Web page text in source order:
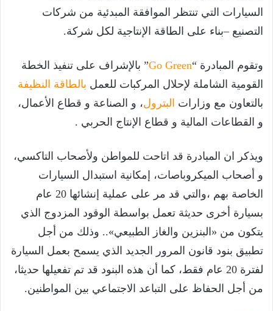
السيارات التي تنتظر الموافقة المبدئية من شركات
التصنيع –بناء على الطاقة الإنتاجية لكل شركة.
وتقوم المبادرة “Go Green” بالإشراف على تنفيذ الخطة
القومية الشاملة لإحلال المركبات للعمل بالطاقة النظيفة
بالتعاون مع وزارات البترول، و الصناعة و قطاع الأعمال،
و القطاعات المالية و قطاع الإنتاج الحربي .
ويذكر ان المبادرة قد اتاحت للمواطن ولأصحاب التاكسي،
و أصحاب الميكروباصات، إمكانية استبدال السيارات
الخاصة بهم ،والتي قد مر على عملية إنشائها 20 عام
بسيارة أخرى حديثة تعمل بواسطة الوقود المزدوج الذي
يتكون من «البنزين والغاز الطبيعي».. وذلك من أجل
تطبيق بنود قانون المرور الجديد الذي يسمح بعمل السيارة
لفترة 20 عام فقط، كما أن هذه البنود قد تم تفعيلها حديثا،
من أجل الحفاظ على التباعد الاجتماعي بين المواطنين.